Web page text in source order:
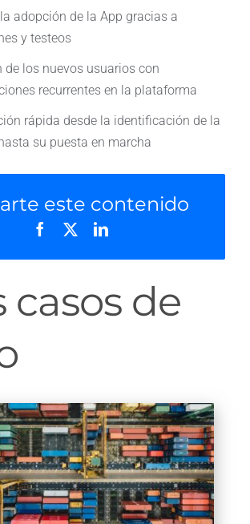
adopción de la App gracias a
y testeos
de los nuevos usuarios con
recurrentes en la plataforma
rápida desde la identificación de la
su puesta en marcha
este contenido
casos de